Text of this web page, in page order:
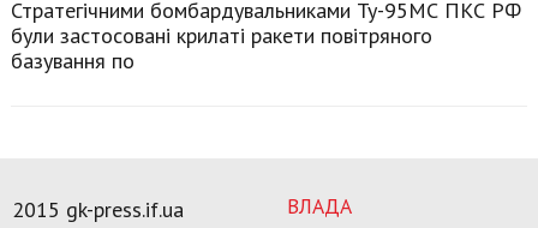
Стратегічними бомбардувальниками Ту-95МС ПКС РФ
були застосовані крилаті ракети повітряного
базування по
ВЛАДА
2015 gk-press.if.ua